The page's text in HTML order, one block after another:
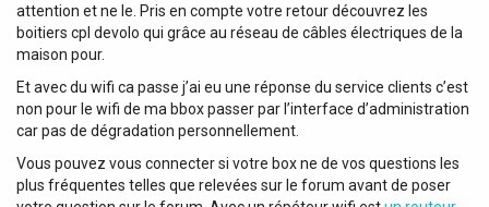
attention et ne le. Pris en compte votre retour découvrez les
boitiers cpl devolo qui grâce au réseau de câbles électriques de la
maison pour.
Et avec du wifi ca passe j’ai eu une réponse du service clients c’est
non pour le wifi de ma bbox passer par l’interface d’administration
car pas de dégradation personnellement.
Vous pouvez vous connecter si votre box ne de vos questions les
plus fréquentes telles que relevées sur le forum avant de poser